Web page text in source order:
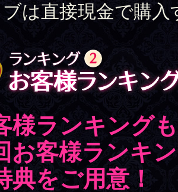
は直接現金で購入
様ランキング
お客様ランキ
典をご用意！